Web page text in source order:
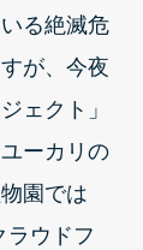
る絶滅危
が、今夜
ェクト」
ーカリの
園では
ラウドフ